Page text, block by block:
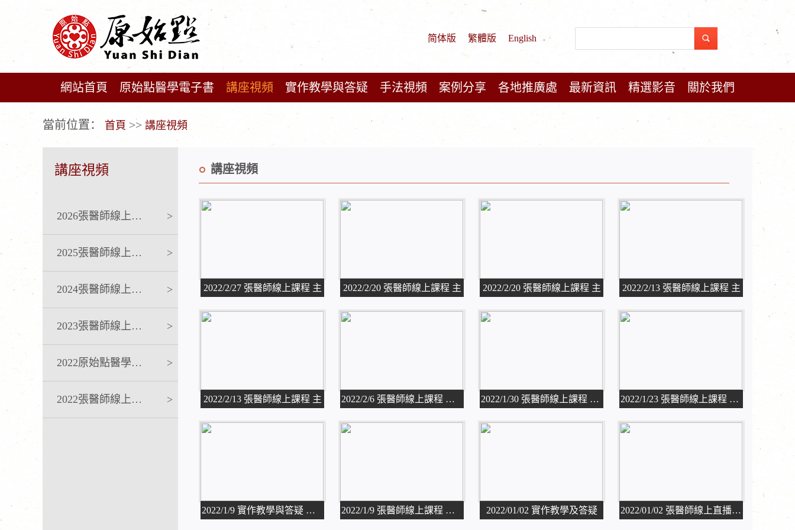
简体版 繁體版 English
網站首頁 原始點醫學電子書 講座視頻 實作教學與答疑 手法視頻 案例分享 各地推廣處 最新資訊 精選影音 關於我們
當前位置： 首頁 >> 講座視頻
講座視頻
2026張醫師線上課程 >
2025張醫師線上課程 >
2024張醫師線上課程 >
2023張醫師線上課程 >
2022原始點醫學完整版講座 >
2022張醫師線上課程 >
講座視頻
2022/2/27 張醫師線上課程 主 2022/2/20 張醫師線上課程 主 2022/2/20 張醫師線上課程 主 2022/2/13 張醫師線上課程 主
2022/2/13 張醫師線上課程 主 2022/2/6 張醫師線上課程 主題 2022/1/30 張醫師線上課程 主題 2022/1/23 張醫師線上課程 主題
2022/1/9 實作教學與答疑 總論( 2022/1/9 張醫師線上課程 主題 2022/01/02 實作教學及答疑 2022/01/02 張醫師線上直播 主